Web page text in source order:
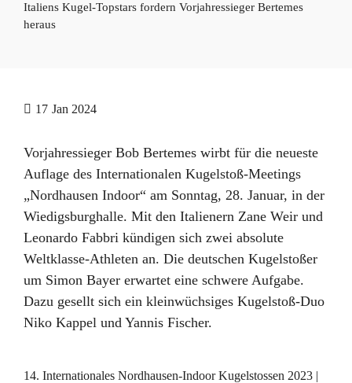
Italiens Kugel-Topstars fordern Vorjahressieger Bertemes
heraus
17 Jan 2024
Vorjahressieger Bob Bertemes wirbt für die neueste
Auflage des Internationalen Kugelstoß-Meetings
„Nordhausen Indoor“ am Sonntag, 28. Januar, in der
Wiedigsburghalle. Mit den Italienern Zane Weir und
Leonardo Fabbri kündigen sich zwei absolute
Weltklasse-Athleten an. Die deutschen Kugelstoßer
um Simon Bayer erwartet eine schwere Aufgabe.
Dazu gesellt sich ein kleinwüchsiges Kugelstoß-Duo
Niko Kappel und Yannis Fischer.
14. Internationales Nordhausen-Indoor Kugelstossen 2023 |